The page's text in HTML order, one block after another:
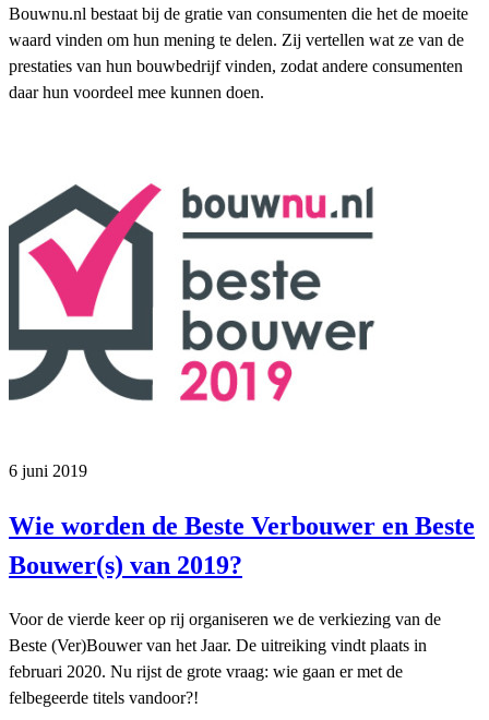
Bouwnu.nl bestaat bij de gratie van consumenten die het de moeite
waard vinden om hun mening te delen. Zij vertellen wat ze van de
prestaties van hun bouwbedrijf vinden, zodat andere consumenten
daar hun voordeel mee kunnen doen.
6 juni 2019
Wie worden de Beste Verbouwer en Beste
Bouwer(s) van 2019?
Voor de vierde keer op rij organiseren we de verkiezing van de
Beste (Ver)Bouwer van het Jaar. De uitreiking vindt plaats in
februari 2020. Nu rijst de grote vraag: wie gaan er met de
felbegeerde titels vandoor?!